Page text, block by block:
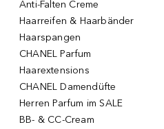
Anti-Falten Creme
Haarreifen & Haarbänder
Haarspangen
CHANEL Parfum
Haarextensions
CHANEL Damendüfte
Herren Parfum im SALE
BB- & CC-Cream